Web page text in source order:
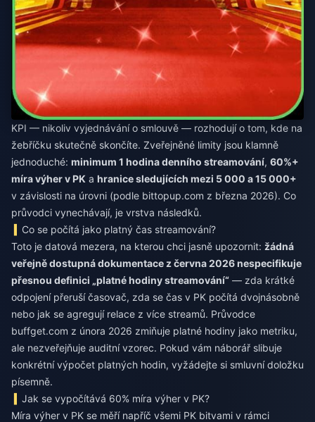
KPI — nikoliv vyjednávání o smlouvě — rozhodují o tom, kde na
žebříčku skutečně skončíte. Zveřejněné limity jsou klamně
jednoduché: minimum 1 hodina denního streamování, 60%+
míra výher v PK a hranice sledujících mezi 5 000 a 15 000+
v závislosti na úrovni (podle bittopup.com z března 2026). Co
průvodci vynechávají, je vrstva následků.
Co se počítá jako platný čas streamování?
Toto je datová mezera, na kterou chci jasně upozornit: žádná
veřejně dostupná dokumentace z června 2026 nespecifikuje
přesnou definici „platné hodiny streamování“ — zda krátké
odpojení přeruší časovač, zda se čas v PK počítá dvojnásobně
nebo jak se agregují relace z více streamů. Průvodce
buffget.com z února 2026 zmiňuje platné hodiny jako metriku,
ale nezveřejňuje auditní vzorec. Pokud vám náborář slibuje
konkrétní výpočet platných hodin, vyžádejte si smluvní doložku
písemně.
Jak se vypočítává 60% míra výher v PK?
Míra výher v PK se měří napříč všemi PK bitvami v rámci